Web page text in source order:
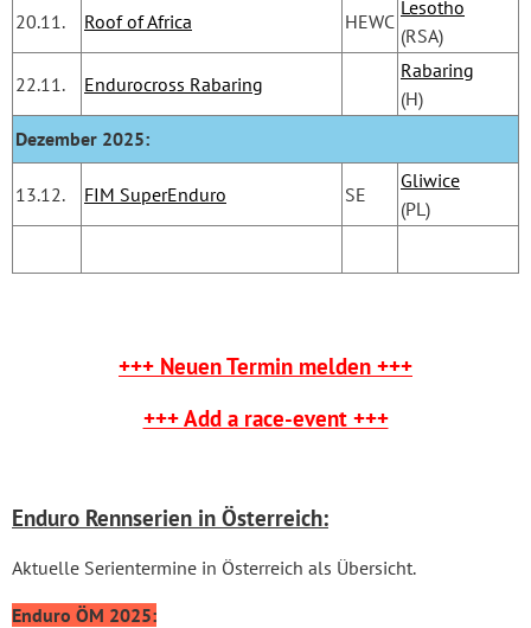
20.11. Roof of Africa HEWC
Lesotho
(RSA)
22.11. Endurocross Rabaring
Rabaring
(H)
Dezember 2025:
13.12. FIM SuperEnduro SE
Gliwice
(PL)
+++ Neuen Termin melden +++
+++ Add a race-event +++
Enduro Rennserien in Österreich:
Aktuelle Serientermine in Österreich als Übersicht.
Enduro ÖM 2025: